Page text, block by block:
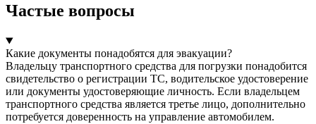
Частые вопросы
Какие документы понадобятся для эвакуации?
Владельцу транспортного средства для погрузки понадобится
свидетельство о регистрации ТС, водительское удостоверение
или документы удостоверяющие личность. Если владельцем
транспортного средства является третье лицо, дополнительно
потребуется доверенность на управление автомобилем.